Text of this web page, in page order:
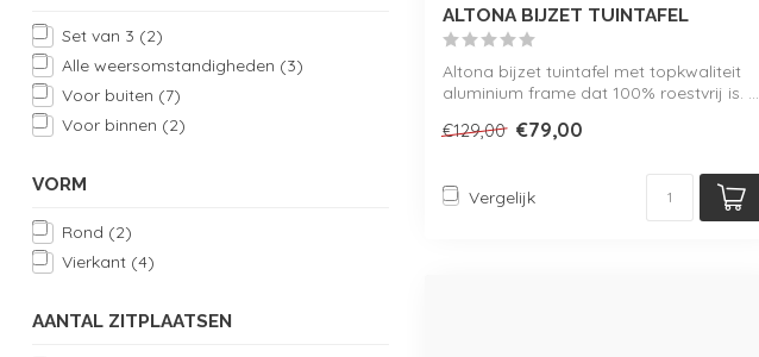
Set van 3 (2)
Alle weersomstandigheden (3)
Voor buiten (7)
Voor binnen (2)
VORM
Rond (2)
Vierkant (4)
AANTAL ZITPLAATSEN
ALTONA BIJZET TUINTAFEL
Altona bijzet tuintafel met topkwaliteit
aluminium frame dat 100% roestvrij is. ...
€129,00 €79,00
Vergelijk